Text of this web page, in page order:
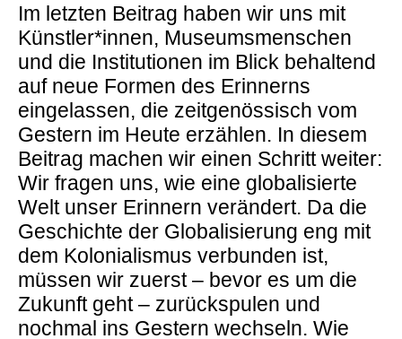
Im letzten Beitrag haben wir uns mit
Künstler*innen, Museumsmenschen
und die Institutionen im Blick behaltend
auf neue Formen des Erinnerns
eingelassen, die zeitgenössisch vom
Gestern im Heute erzählen. In diesem
Beitrag machen wir einen Schritt weiter:
Wir fragen uns, wie eine globalisierte
Welt unser Erinnern verändert. Da die
Geschichte der Globalisierung eng mit
dem Kolonialismus verbunden ist,
müssen wir zuerst – bevor es um die
Zukunft geht – zurückspulen und
nochmal ins Gestern wechseln. Wie